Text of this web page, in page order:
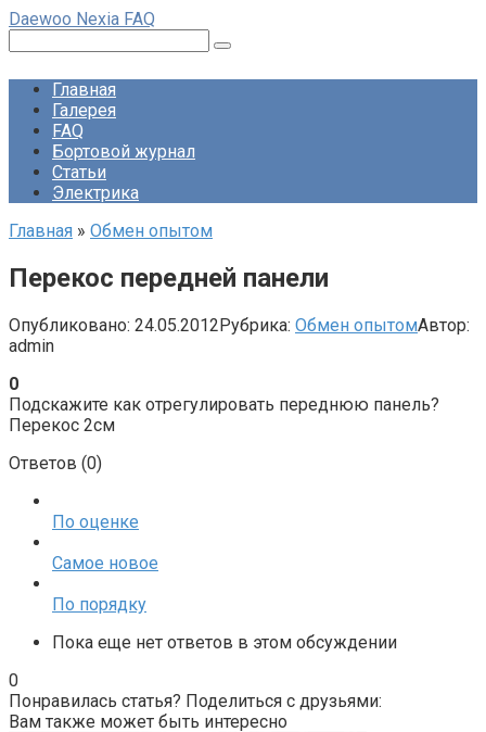
Перейти
контенту
Daewoo Nexia FAQ
Главная
Галерея
FAQ
Бортовой журнал
Статьи
Электрика
Главная » Обмен опытом
Перекос передней панели
Опубликовано: 24.05.2012Рубрика: Обмен опытомАвтор:
admin
0
Подскажите как отрегулировать переднюю панель?
Перекос 2см
Ответов (0)
По оценке
Самое новое
По порядку
Пока еще нет ответов в этом обсуждении
0
Понравилась статья? Поделиться с друзьями:
Вам также может быть интересно